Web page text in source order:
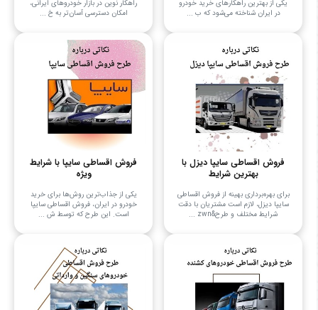
یکی از بهترین راهکارهای خرید خودرو
در ایران شناخته می‌شود که ب ...
راهکار نوین در بازار خودروهای ایرانی،
امکان دسترسی آسان‌تر به خ ...
فروش اقساطی سایپا دیزل با
بهترین شرایط
برای بهره‌برداری بهینه از فروش اقساطی
سایپا دیزل، لازم است مشتریان با دقت
شرایط مختلف و طرح&zwn ...
فروش اقساطی سایپا با شرایط
ویژه
یکی از جذاب‌ترین روش‌ها برای خرید
خودرو در ایران، فروش اقساطی سایپا
است. این طرح که توسط ش ...